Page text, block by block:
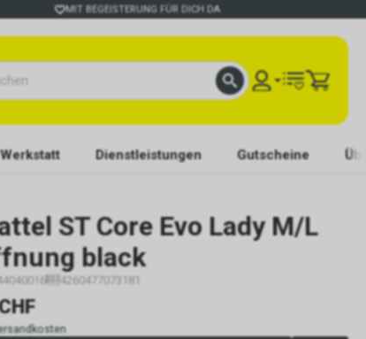
MIT BEGEISTERUNG FÜR DICH DA
Werkstatt Dienstleistungen Gutscheine
ST Core Evo Lady M/L
black
4260477073181